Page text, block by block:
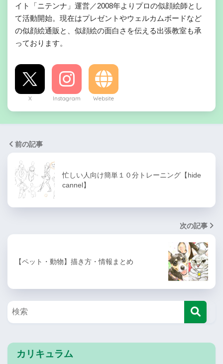
イト「ニテンナ」運営／2008年よりプロの似顔絵師とし
て活動開始。現在はプレゼントやウェルカムボードなど
の似顔絵通販と、似顔絵の面白さを伝える出張教室も承
っております。
X Instagram Website
前の記事
忙しい人向け簡単１０分トレーニング【hide
cannel】
次の記事
【ペット・動物】描き方・情報まとめ
カリキュラム